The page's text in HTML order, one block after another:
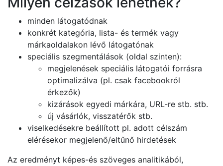
minden látogatódnak
konkrét kategória, lista- és termék vagy
márkaoldalakon lévő látogatónak
speciális szegmentálások (oldal szinten):
megjelenések speciális látogatói forrásra
optimalizálva (pl. csak facebookról
érkezők)
kizárások egyedi márkára, URL-re stb. stb.
új vásárlók, visszatérők stb.
viselkedésekre beállított pl. adott célszám
elérésekor megjelenő/eltűnő hirdetések
Az eredményt képes-és szöveges analitikából,